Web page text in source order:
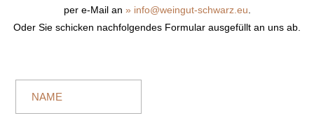
per e-Mail an » info@weingut-schwarz.eu
Oder Sie schicken nachfolgendes Formular ausgefüllt an uns ab.